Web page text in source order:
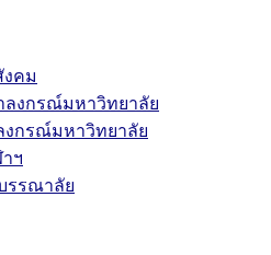
คม
ลงกรณ์มหาวิทยาลัย
งกรณ์มหาวิทยาลัย
ฯ
รรณาลัย